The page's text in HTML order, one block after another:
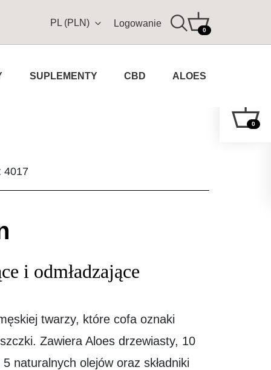
PL (PLN) Logowanie
0
SUPLEMENTY CBD ALOES
0
4017
i odmładzające
twarzy, które cofa oznaki
Zawiera Aloes drzewiasty, 10
naturalnych olejów oraz składniki